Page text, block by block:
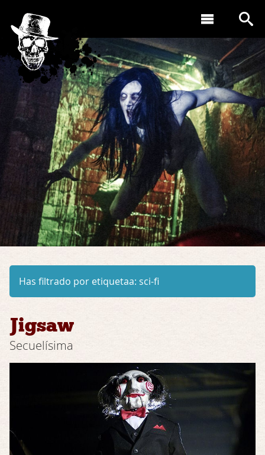
Has filtrado por etiquetaa: sci-fi
Jigsaw
Secuelísima